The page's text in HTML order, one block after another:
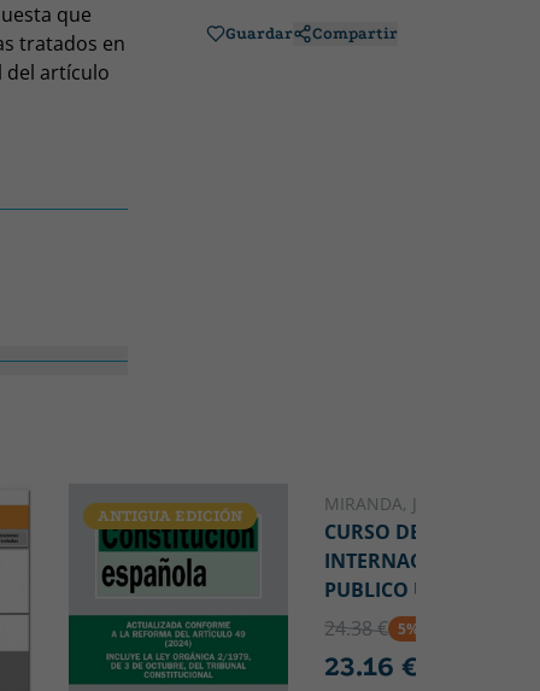
que
tratados en
del artículo
ha
de
y
y
una
Guardar Compartir
ANTIGUA EDICIÓN PORTUGUÉS
MIRANDA, JORGE
CURSO DE DIREITO
INTERNACIONAL
PUBLICO Û 6ª ED.
24.38 € 5% DTO
23.16 €